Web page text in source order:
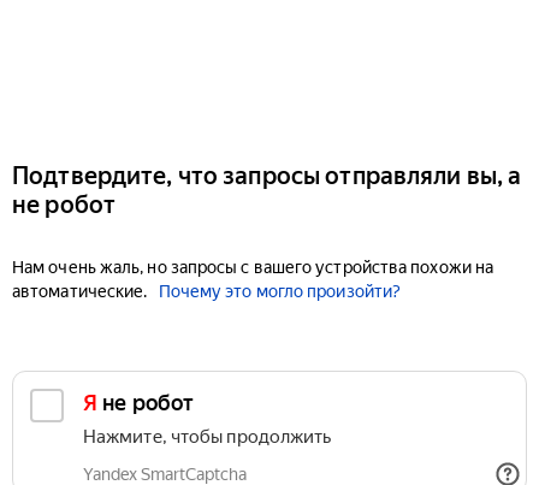
Подтвердите, что запросы отправляли вы, а
не робот
Нам очень жаль, но запросы с вашего устройства похожи на
автоматические.
Почему это могло произойти?
Я не робот
Нажмите, чтобы продолжить
Yandex SmartCaptcha